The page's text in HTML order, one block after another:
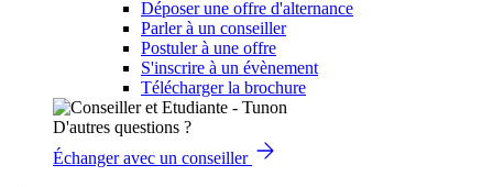
Déposer une offre d'alternance
Parler à un conseiller
Postuler à une offre
S'inscrire à un évènement
Télécharger la brochure
D'autres questions ?
Échanger avec un conseiller